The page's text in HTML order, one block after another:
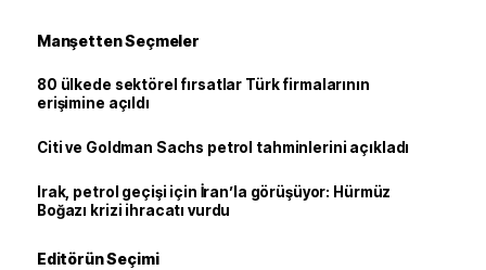
Manşetten Seçmeler
80 ülkede sektörel fırsatlar Türk firmalarının
erişimine açıldı
Citi ve Goldman Sachs petrol tahminlerini açıkladı
Irak, petrol geçişi için İran’la görüşüyor: Hürmüz
Boğazı krizi ihracatı vurdu
Editörün Seçimi